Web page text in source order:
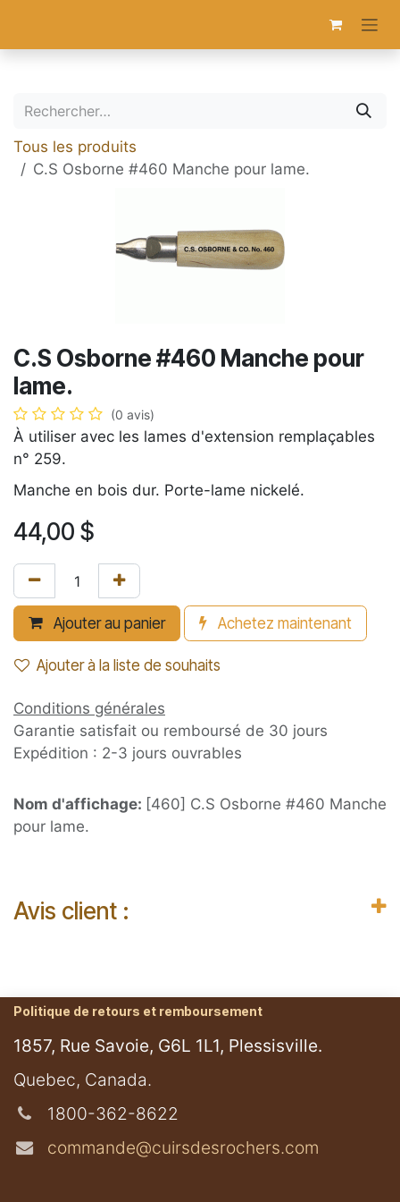
Tous les produits
C.S Osborne #460 Manche pour lame.
C.S Osborne #460 Manche pour
lame.
(0 avis)
À utiliser avec les lames d'extension remplaçables
n° 259.
Manche en bois dur. Porte-lame nickelé.
44,00 $
Ajouter au panier Achetez maintenant
Ajouter à la liste de souhaits
Conditions générales
Garantie satisfait ou remboursé de 30 jours
Expédition : 2-3 jours ouvrables
Nom d'affichage: [460] C.S Osborne #460 Manche
pour lame.
Avis client :
Politique de retours et remboursement
1857, Rue Savoie, G6L 1L1, Plessisville.
​Quebec, Canada.
1800-362-8622
commande@cuirsdesrochers.com